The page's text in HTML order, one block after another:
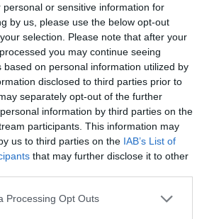
personal or sensitive information for
by us, please use the below opt-out
selection. Please note that after your
you may continue seeing
based on personal information utilized by
disclosed to third parties prior to
separately opt-out of the further
information by third parties on the
participants. This information may
us to third parties on the IAB’s List of
that may further disclose it to other
Processing Opt Outs
está muy bien
como puerta de
Estado para las
que
se encontraron una ciudad
para acoger música en
del Fòrumes una